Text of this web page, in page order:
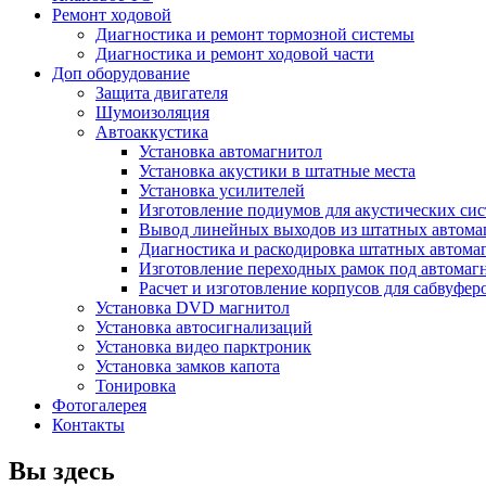
Ремонт ходовой
Диагностика и ремонт тормозной системы
Диагностика и ремонт ходовой части
Доп оборудование
Защита двигателя
Шумоизоляция
Автоаккустика
Установка автомагнитол
Установка акустики в штатные места
Установка усилителей
Изготовление подиумов для акустических
Вывод линейных выходов из штатных
Диагностика и раскодировка штатных
Изготовление переходных рамок под
Расчет и изготовление корпусов для
Установка DVD магнитол
Установка автосигнализаций
Установка видео парктроник
Установка замков капота
Тонировка
Фотогалерея
Контакты
Вы здесь